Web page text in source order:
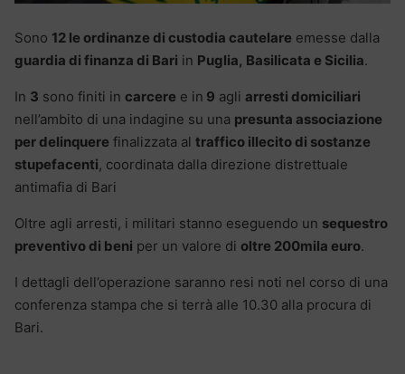
Sono 12 le ordinanze di custodia cautelare emesse dalla
guardia di finanza di Bari in Puglia, Basilicata e Sicilia.
In 3 sono finiti in carcere e in 9 agli arresti domiciliari
nell’ambito di una indagine su una presunta associazione
per delinquere finalizzata al traffico illecito di sostanze
stupefacenti, coordinata dalla direzione distrettuale
antimafia di Bari
Oltre agli arresti, i militari stanno eseguendo un sequestro
preventivo di beni per un valore di oltre 200mila euro.
I dettagli dell’operazione saranno resi noti nel corso di una
conferenza stampa che si terrà alle 10.30 alla procura di
Bari.